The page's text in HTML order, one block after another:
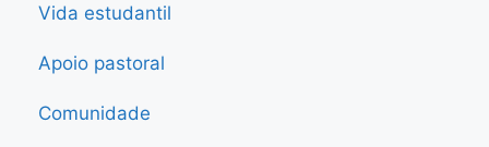
Vida estudantil
Apoio pastoral
Comunidade